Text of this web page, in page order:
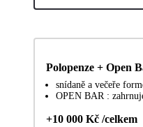
Polopenze + Open
snídaně a večeře
OPEN BAR :
+10 000 Kč /celkem